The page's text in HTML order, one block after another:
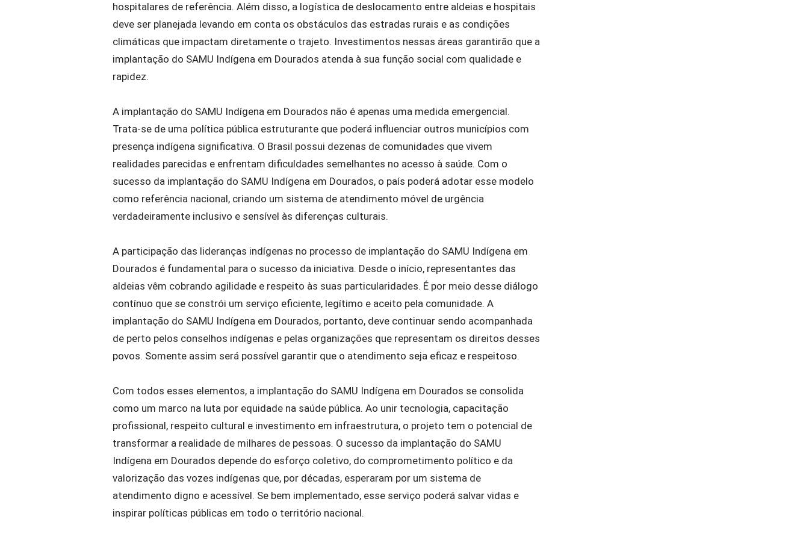
hospitalares de referência. Além disso, a logística de deslocamento entre aldeias e hospitais
deve ser planejada levando em conta os obstáculos das estradas rurais e as condições
climáticas que impactam diretamente o trajeto. Investimentos nessas áreas garantirão que a
implantação do SAMU Indígena em Dourados atenda à sua função social com qualidade e
rapidez.
A implantação do SAMU Indígena em Dourados não é apenas uma medida emergencial.
Trata-se de uma política pública estruturante que poderá influenciar outros municípios com
presença indígena significativa. O Brasil possui dezenas de comunidades que vivem
realidades parecidas e enfrentam dificuldades semelhantes no acesso à saúde. Com o
sucesso da implantação do SAMU Indígena em Dourados, o país poderá adotar esse modelo
como referência nacional, criando um sistema de atendimento móvel de urgência
verdadeiramente inclusivo e sensível às diferenças culturais.
A participação das lideranças indígenas no processo de implantação do SAMU Indígena em
Dourados é fundamental para o sucesso da iniciativa. Desde o início, representantes das
aldeias vêm cobrando agilidade e respeito às suas particularidades. É por meio desse diálogo
contínuo que se constrói um serviço eficiente, legítimo e aceito pela comunidade. A
implantação do SAMU Indígena em Dourados, portanto, deve continuar sendo acompanhada
de perto pelos conselhos indígenas e pelas organizações que representam os direitos desses
povos. Somente assim será possível garantir que o atendimento seja eficaz e respeitoso.
Com todos esses elementos, a implantação do SAMU Indígena em Dourados se consolida
como um marco na luta por equidade na saúde pública. Ao unir tecnologia, capacitação
profissional, respeito cultural e investimento em infraestrutura, o projeto tem o potencial de
transformar a realidade de milhares de pessoas. O sucesso da implantação do SAMU
Indígena em Dourados depende do esforço coletivo, do comprometimento político e da
valorização das vozes indígenas que, por décadas, esperaram por um sistema de
atendimento digno e acessível. Se bem implementado, esse serviço poderá salvar vidas e
inspirar políticas públicas em todo o território nacional.